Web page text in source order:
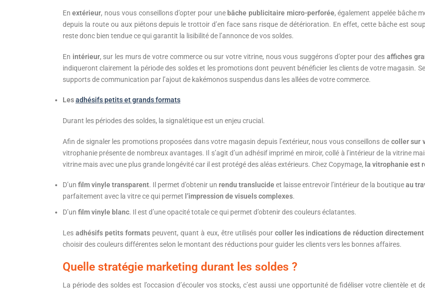
Enextérieur, nous vous conseillons d’opter pour une bâche publicitaire micro-perforée, également appelée bâche
depuis la route ou aux piétons depuis le trottoir d’en face sans risque de détérioration. En effet, cette bâche est
reste donc bien tendue ce qui garantit la lisibilité de l’annonce de vos soldes.
En intérieur, sur les murs de votre commerce ou sur votre vitrine, nous vous suggérons d’opter pour des affiches
indiqueront clairement la période des soldes et les promotions dont peuvent bénéficier les clients de votre magasin.
supports de communication par l’ajout de kakémonos suspendus dans les allées de votre commerce.
Lesadhésifs petits et grands formats
Durant les périodes des soldes, la signalétique est un enjeu crucial.
Afin de signaler les promotions proposées dans votre magasin depuis l’extérieur, nous vous conseillons de coller sur
vitrophanie présente de nombreux avantages. Il s’agit d’un adhésif imprimé en miroir, collé à l’intérieur de la vitrine
vitrine mais avec une plus grande longévité car il est protégé des aléas extérieurs. Chez Copymage, la vitrophanie est
D’un film vinyle transparent. Il permet d’obtenir un rendu translucide et laisse entrevoir l’intérieur de la boutiqueau
parfaitement avec la vitre ce qui permet l’impression de visuels complexes.
D’un film vinyle blanc. Il est d’une opacité totale ce qui permet d’obtenir des couleurs éclatantes.
Les adhésifs petits formatspeuvent, quant à eux, être utilisés pour coller les indications de réduction
choisir des couleurs différentes selon le montant des réductions pour guider les clients vers les bonnes affaires.
Quelle stratégie marketing durant les soldes ?
La période des soldes est l’occasion d’écouler vos stocks, c’est aussi une opportunité de fidéliser votre clientèle